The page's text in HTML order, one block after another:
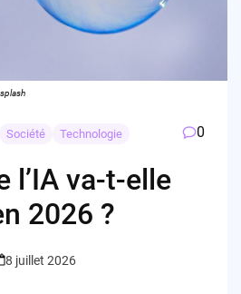
Société Technologie 0
l’IA va-t-elle
2026 ?
8 juillet 2026